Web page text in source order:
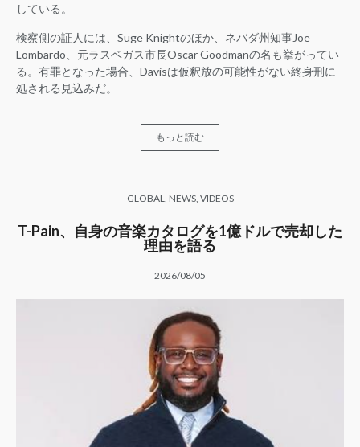
している。
検察側の証人には、Suge Knightのほか、ネバダ州知事Joe
Lombardo、元ラスベガス市長Oscar Goodmanの名も挙がってい
る。有罪となった場合、Davisは仮釈放の可能性がない終身刑に
処される見込みだ。
もっと読む
GLOBAL NEWS, VIDEOS
T-Pain、自身の音楽カタログを1億ドルで売却した
理由を語る
2026/08/05